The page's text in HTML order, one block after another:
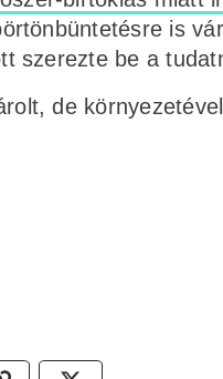
is
szerezte be a
de